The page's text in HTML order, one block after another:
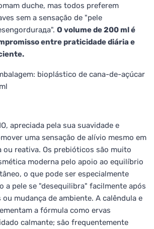
duche, mas todos preferem
sem a sensação de "pele
O volume de 200 ml é
entre praticidade diária e
bioplástico de cana-de-açúcar
apreciada pela sua suavidade e
uma sensação de alívio mesmo em
ou reativa. Os prebióticos são muito
moderna pelo apoio ao equilíbrio
o que pode ser especialmente
a pele se "desequilibra" facilmente após
mudança de ambiente. A calêndula e
a fórmula como ervas
calmante; são frequentemente